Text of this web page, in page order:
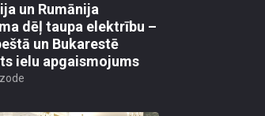
un Rumānija
dēļ taupa elektrību –
un Bukarestē
ielu apgaismojums